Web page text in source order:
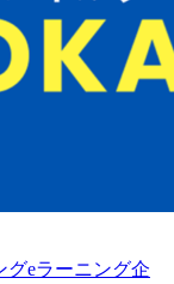
グeラーニング企